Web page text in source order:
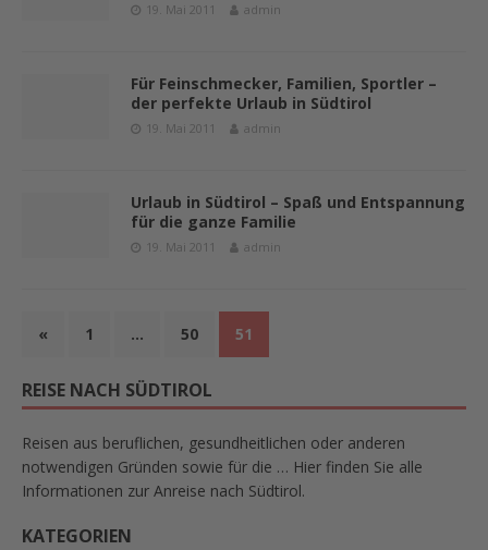
19. Mai 2011 admin
Für Feinschmecker, Familien, Sportler –
der perfekte Urlaub in Südtirol
19. Mai 2011 admin
Urlaub in Südtirol – Spaß und Entspannung
für die ganze Familie
19. Mai 2011 admin
« 1 … 50 51
REISE NACH SÜDTIROL
Reisen aus beruflichen, gesundheitlichen oder anderen
notwendigen Gründen sowie für die … Hier finden Sie alle
Informationen zur Anreise nach Südtirol.
KATEGORIEN